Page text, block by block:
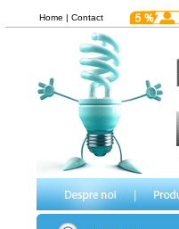
Home | Contact